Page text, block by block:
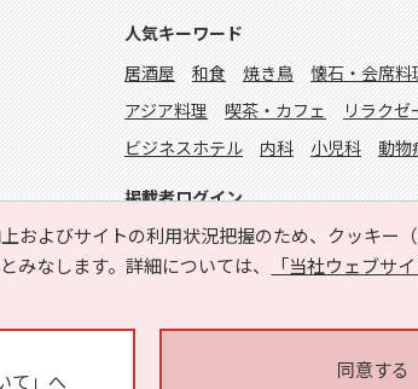
およびサイトの利用状況把握のため、クッキー
なします。詳細については、
「当社ウェブサ
て」へ
同意する
人気キーワード
居酒屋
和食 焼き鳥 懐石・会席料
アジア料理
喫茶・カフェ リラクゼ
ビジネスホテル
内科 小児科 動物
掲載者ログイン